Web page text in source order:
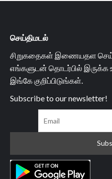
செய்திமடல்
சிறுகதைகள் இணையதள
எங்களுடன் தொடர்பில்
இங்கே குறிப்பிடுங்கள்.
Subscribe to our newsletter!